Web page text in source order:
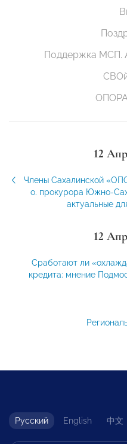
Поддержка МСП.
12
Члены Сахалинской
о. прокурора Южно-
актуальные
12
Сработают ли
кредита: мнение
Русский English 中文